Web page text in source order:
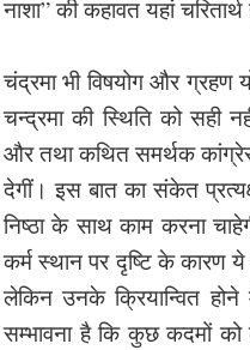
नाशा” की कहावत यहां
चंद्रमा भी विषयोग और
चन्द्रमा की स्थिति को सही
और तथा कथित समर्थक
देगीं। इस बात का संकेत
निष्ठा के साथ काम करना
कर्म स्थान पर दृष्टि के कारण
लेकिन उनके क्रियान्वित
सम्भावना है कि कुछ कदमों